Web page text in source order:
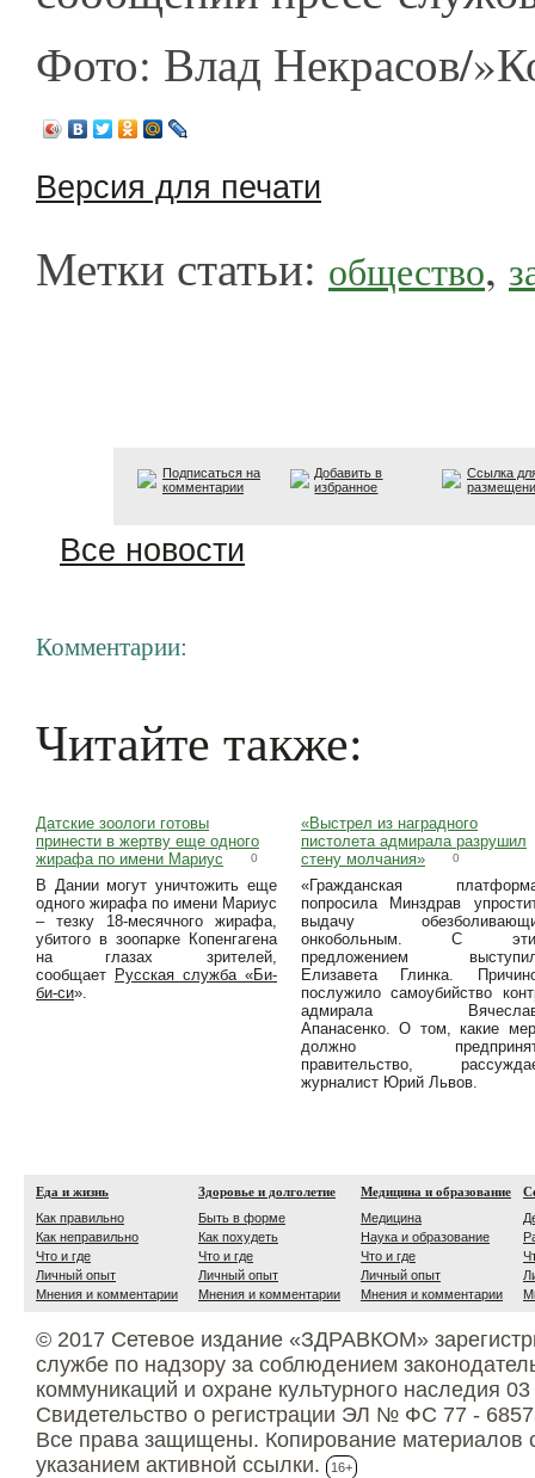
Фото: Влад Некрасов/
Версия для печати
Метки статьи: общество,
Подписаться на
комментарии
Добавить в
избранное
Ссылка
Все новости
Комментарии:
Читайте также:
Датские зоологи готовы
принести в жертву еще одного
жирафа по имени Мариус
0
В Дании могут уничтожить еще
одного жирафа по имени Мариус
– тезку 18-месячного жирафа,
убитого в зоопарке Копенгагена
на глазах зрителей,
сообщает Русская служба «Би-
би-си».
«Выстрел из наградного
пистолета адмирала разрушил
стену молчания»
0
«Гражданская
попросила Минздрав
выдачу
онкобольным. С
предложением
Елизавета Глинка.
послужило самоубийство
адмирала
Апанасенко. О том, какие
должно
правительство,
журналист Юрий Львов.
Еда и жизнь
Как правильно
Как неправильно
Что и где
Личный опыт
Мнения и комментарии
Здоровье и долголетие
Быть в форме
Как похудеть
Что и где
Личный опыт
Мнения и комментарии
Медицина и образование
Медицина
Наука и образование
Что и где
Личный опыт
Мнения и комментарии
© 2017 Сетевое издание «ЗДРАВКОМ»
службе по надзору за соблюдением
коммуникаций и охране культурного наследия
Свидетельство о регистрации ЭЛ № ФС 77 -
Все права защищены. Копирование материалов
указанием активной ссылки.
16+